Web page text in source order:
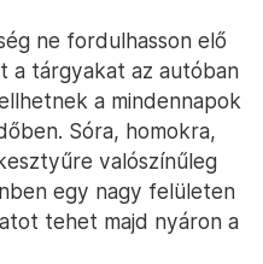
ne fordulhasson elő
a tárgyakat az autóban
a mindennapok
Sóra, homokra,
valószínűleg
egy nagy felületen
tehet majd nyáron a